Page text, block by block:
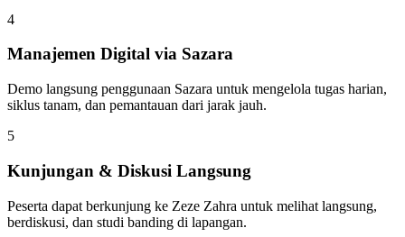
4
Manajemen Digital via Sazara
Demo langsung penggunaan Sazara untuk mengelola tugas harian,
siklus tanam, dan pemantauan dari jarak jauh.
5
Kunjungan & Diskusi Langsung
Peserta dapat berkunjung ke Zeze Zahra untuk melihat langsung,
berdiskusi, dan studi banding di lapangan.